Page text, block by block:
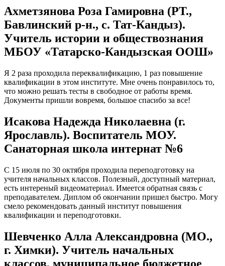
Ахметзянова Роза Гамировна (РТ.,
Бавлинский р-н., с. Тат-Кандыз).
Учитель истории и обществознания
МБОУ «Татарско-Кандызская ООШ»
Я 2 раза проходила переквалификацию, 1 раз повышение
квалификации в этом институте. Мне очень понравилось то,
что можно решать тесты в свободное от работы время.
Документы пришли вовремя, большое спасибо за все!
Исакова Надежда Николаевна (г.
Ярославль). Воспитатель МОУ.
Санаторная школа интернат №6
С 15 июля по 30 октября проходила переподготовку на
учителя начальных классов. Полезный, доступный материал,
есть интереный видеоматериал. Имеется обратная связь с
преподавателем. Диплом об окончании пришел быстро. Могу
смело рекомендовать данный институт повышения
квалификации и переподготовки.
Шевченко Алла Александровна (МО.,
г. Химки). Учитель начальных
классов, муниципальное бюджетное